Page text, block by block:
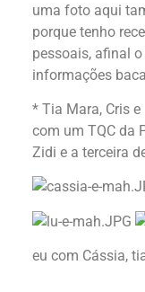
uma foto aqui
porque tenho
pessoais, afinal
informações
* Tia Mara, Cris
com um TQC da
Zidi e a terceira
eu com Cássia,